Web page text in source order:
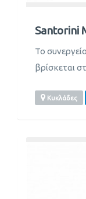
Santorini
Το
βρίσκεται
Κυκλάδες